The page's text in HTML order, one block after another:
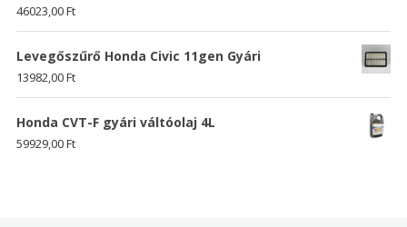
46023,00Ft
Levegőszűrő Honda Civic 11gen Gyári
13982,00Ft
Honda CVT-F gyári váltóolaj 4L
59929,00Ft